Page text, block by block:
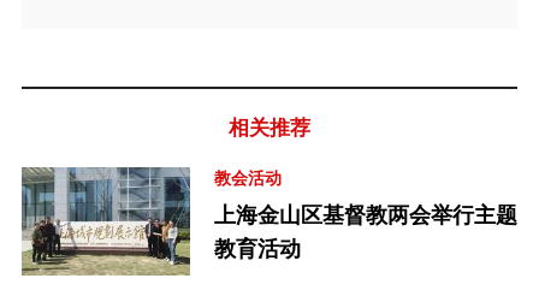
相关推荐
教会活动
上海金山区基督教两会举行主题
教育活动